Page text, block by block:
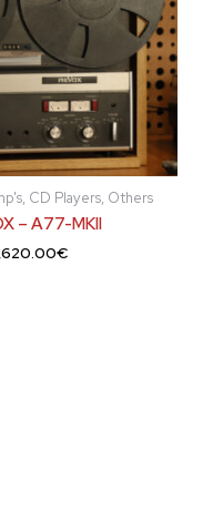
CD Players, Others
– A77-MKII
€